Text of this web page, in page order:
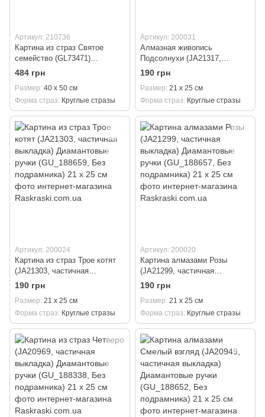
Артикул: 210736
Картина из страз Святое
семейство (GL73471)
Диамантовые ручки
(GU_188785, На подрамнике)
40 х 50 см
484 грн
Размер 40 х 50 см
Форма страз
Круглые стразы
Артикул: 200031
Алмазная живопись
Подсолнухи (JA21317,
частичная выкладка)
Диамантовые ручки
(GU_188661, Без подрамника)
21 х 25 см
190 грн
Размер 21 х 25 см
Форма страз
Круглые стразы
Артикул: 200024
Картина из страз Трое котят
(JA21303, частичная
выкладка) Диамантовые ручки
(GU_188659, Без подрамника)
21 х 25 см
190 грн
Размер 21 х 25 см
Форма страз
Круглые стразы
Артикул: 200020
Картина алмазами Розы
(JA21299, частичная
выкладка) Диамантовые ручки
(GU_188657, Без подрамника)
21 х 25 см
190 грн
Размер 21 х 25 см
Форма страз
Круглые стразы